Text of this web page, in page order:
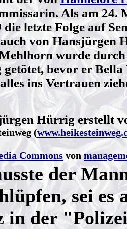
Als am 24.
die letzte Folge auf
von Hansjürgen
wurde durch
getötet, bevor er Bella
ins Vertrauen
Hürrig erstellt
(
Commons von
der
sei
in der